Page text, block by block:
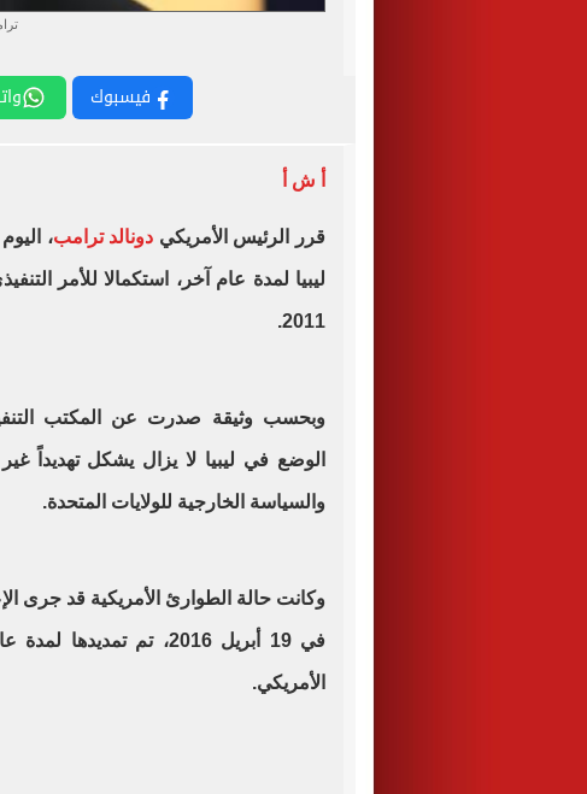
فيسبوك
أ ش أ
قرر الرئيس الأمريكي دونالد ترامب،
2011.
وبحسب وثيقة صدرت عن المكتب
الوضع في ليبيا لا يزال يشكل تهديداً
والسياسة الخارجية للولايات المتحدة.
في 19 أبريل 2016، تم تمديدها لمدة عام آخر بناء على
الأمريكي.